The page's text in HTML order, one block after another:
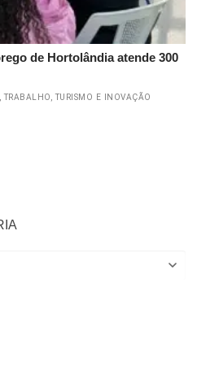
de Hortolândia atende 300
TURISMO E INOVAÇÃO